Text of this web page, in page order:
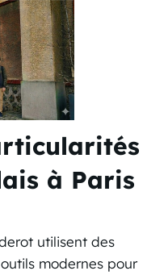
à Paris
utilisent des
modernes pour